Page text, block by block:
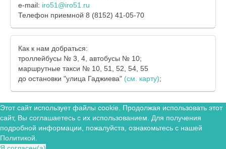
e-mail: iro51@iro51.ru
Телефон приемной 8 (8152) 41-05-70
Как к нам добраться:
троллейбусы № 3, 4, автобусы № 10;
маршрутные такси № 10, 51, 52, 54, 55
до остановки "улица Гаджиева" (см. карту);
Этот сайт использует файлы cookie. Продолжая использовать этот
сайт, Вы соглашаетесь с их использованием. Для получения
подробной информации, пожалуйста, ознакомьтесь с нашей
Политикой